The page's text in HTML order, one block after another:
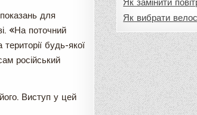
для
«На поточний
будь-якої
російський
Виступ у цей
Як вибрати